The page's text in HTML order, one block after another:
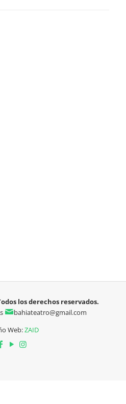
los derechos reservados.
bahiateatro@gmail.com
Web:ZAID